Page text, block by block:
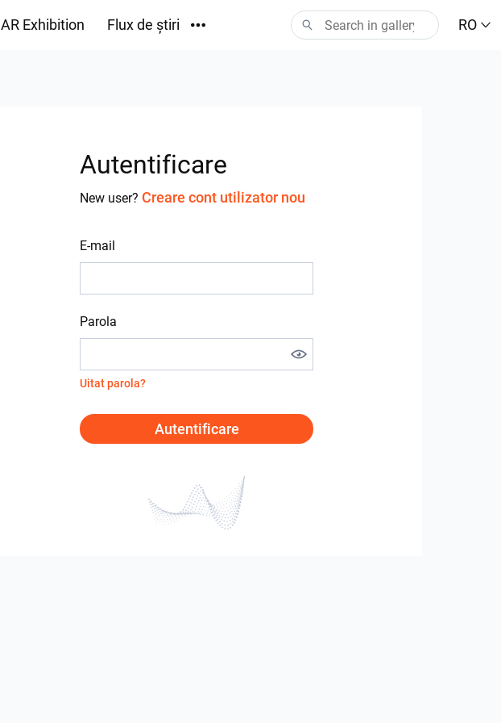
AR Exhibition Flux de știri RO
Autentificare
New user? Creare cont utilizator nou
E-mail
Parola
Uitat parola?
Autentificare